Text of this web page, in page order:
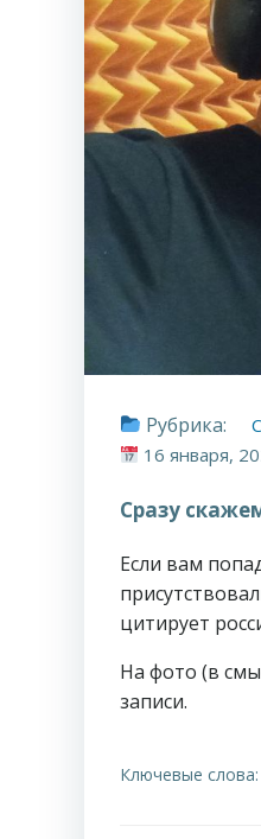
Рубрика:
16 января,
Сразу
Если вам
цитирует
На фото (в
записи.
Ключевые слова: